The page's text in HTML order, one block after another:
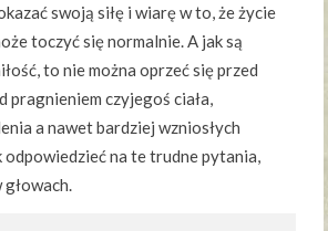
swoją siłę i wiarę w to, że życie
toczyć się normalnie. A jak są
to nie można oprzeć się przed
pragnieniem czyjegoś ciała,
a nawet bardziej wzniosłych
odpowiedzieć na te trudne pytania,